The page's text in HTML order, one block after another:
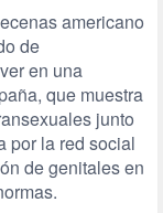
americano
de
en una
que muestra
junto
por la red social
de genitales en